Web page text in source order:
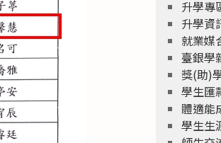
升學專
升學
就業媒
臺銀學
獎(助)
學生匯
體適能
學生生